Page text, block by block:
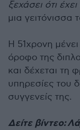
ξεχάσει ότι
μια γειτόνισσα
Η 51χρονη
όροφο της
και δέχεται τη
υπηρεσίες του
συγγενείς της.
Δείτε βίντεο: